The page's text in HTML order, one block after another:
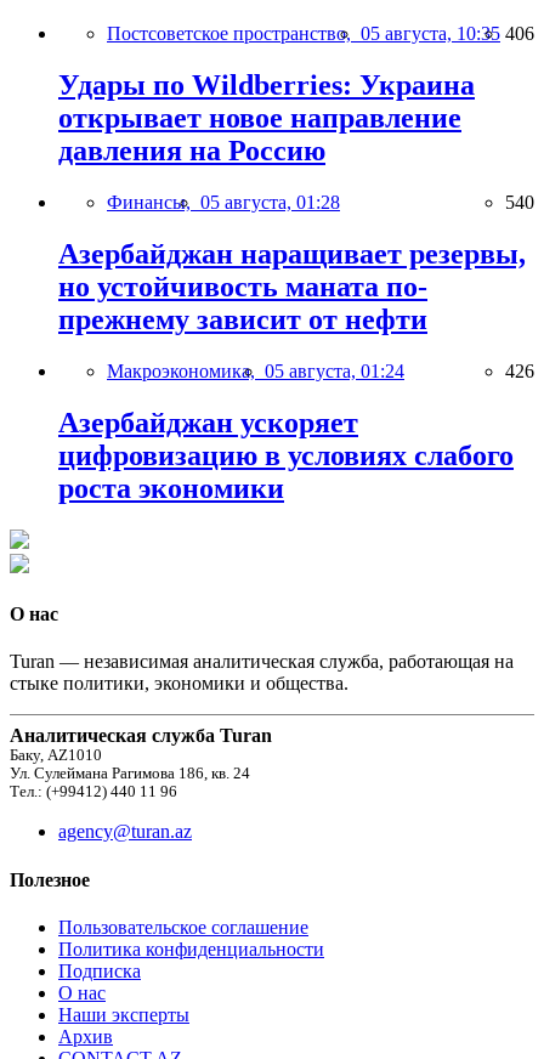
Постсоветское пространство, 05 августа, 10:35 406
Удары по Wildberries: Украина
открывает новое направление
давления на Россию
Финансы, 05 августа, 01:28 540
Азербайджан наращивает резервы,
но устойчивость маната по-
прежнему зависит от нефти
Макроэкономика, 05 августа, 01:24 426
Азербайджан ускоряет
цифровизацию в условиях слабого
роста экономики
О нас
Turan — независимая аналитическая служба, работающая на
стыке политики, экономики и общества.
Аналитическая служба Turan
Баку, AZ1010
Ул. Сулеймана Рагимова 186, кв. 24
Тел.: (+99412) 440 11 96
agency@turan.az
Полезное
Пользовательское соглашение
Политика конфиденциальности
Подписка
О нас
Наши эксперты
Архив